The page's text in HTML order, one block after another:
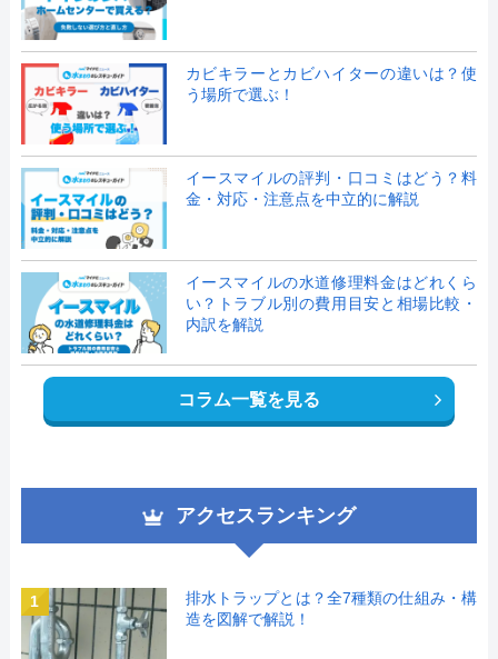
カビキラーとカビハイターの違いは？使
う場所で選ぶ！
イースマイルの評判・口コミはどう？料
金・対応・注意点を中立的に解説
イースマイルの水道修理料金はどれくら
い？トラブル別の費用目安と相場比較・
内訳を解説
コラム一覧を見る
アクセスランキング
1
排水トラップとは？全7種類の仕組み・構
造を図解で解説！